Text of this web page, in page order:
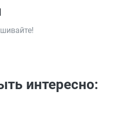
интересно: